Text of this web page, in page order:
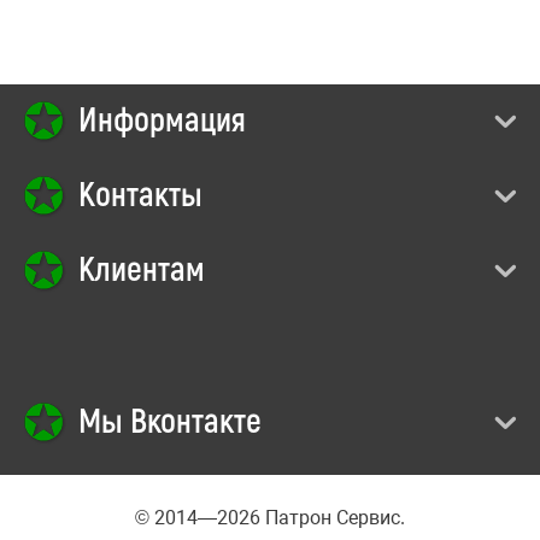
Информация
Контакты
Клиентам
Мы Вконтакте
© 2014—2026 Патрон Сервис.